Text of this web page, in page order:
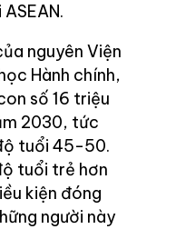
nguyên Viện
Hành chính,
số 16 triệu
2030, tức
tuổi 45-50.
tuổi trẻ hơn
kiện đóng
người này